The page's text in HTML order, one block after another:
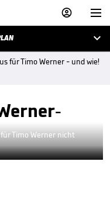



für Timo Werner - und wie!
Timo Werner nicht